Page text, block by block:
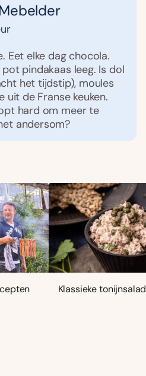
Eet elke dag chocola.
pindakaas leeg. Is dol
het tijdstip), moules
uit de Franse keuken.
hard om meer te
andersom?
Klassieke